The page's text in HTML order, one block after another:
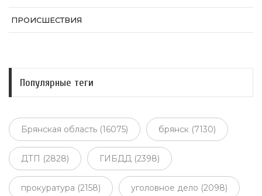
ПРОИСШЕСТВИЯ
Популярные теги
Брянская область (16075) брянск (7130)
ДТП (2828) ГИБДД (2398)
прокуратура (2158) уголовное дело (2098)